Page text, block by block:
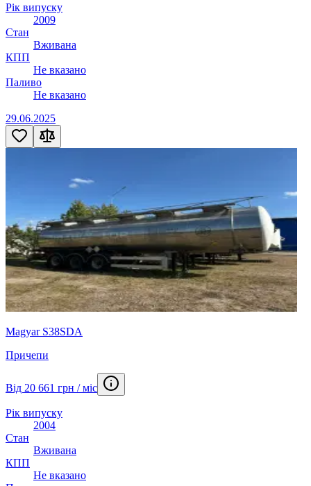
Рік випуску
2009
Стан
Вживана
КПП
Не вказано
Паливо
Не вказано
29.06.2025
Magyar S38SDA
Причепи
Від 20 661 грн / міс
Рік випуску
2004
Стан
Вживана
КПП
Не вказано